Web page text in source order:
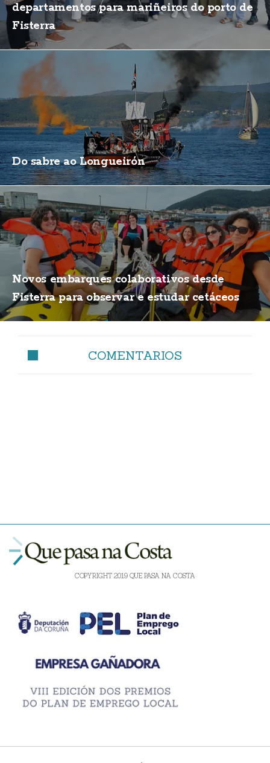
departamentos para mariñeiros do porto de
Fisterra
Do sabre ao Longueirón
Novos embarques colaborativos desde
Fisterra para observar e estudar cetáceos
COMENTARIOS
COPYRIGHT 2019 QUE PASA NA COSTA